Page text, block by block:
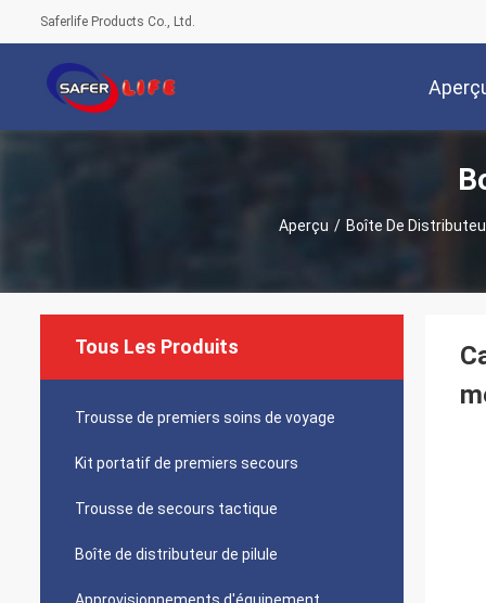
Saferlife Products Co., Ltd.
Aperçu / Boîte De
Tous Les Produits
Trousse de premiers soins de voyage
Kit portatif de premiers secours
Trousse de secours tactique
Boîte de distributeur de pilule